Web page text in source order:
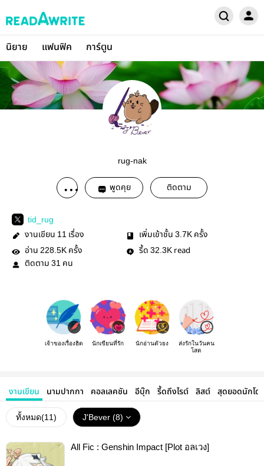
นิยาย แฟนฟิค การ์ตูน
rug-nak
พูดคุย ติดตาม
tid_rug
งานเขียน 11 เรื่อง เพิ่มเข้าชั้น 3.7K ครั้ง
อ่าน 228.5K ครั้ง รี้ด 32.3K read
ติดตาม 31 คน
เจ้าของเรื่องฮิต นักเขียนที่รัก นักอ่านตัวยง
ส่งรักในวันคน
โสด
งานเขียน นามปากกา คอลเลคชัน อีบุ๊ก รี้ดถึงไรต์ ลิสต์ สุดยอดนักโด
ทั้งหมด(11) J'Bever (8)
All Fic : Genshin Impact [Plot อลเวง]